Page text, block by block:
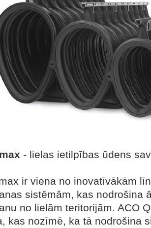
- lielas ietilpības ūdens
ir viena no inovatīvākām
sistēmām, kas nodrošina
no lielām teritorijām. ACO
kas nozīmē, ka tā nodrošina